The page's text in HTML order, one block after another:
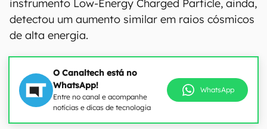
instrumento Low-Energy Charged Particle, ainda,
detectou um aumento similar em raios cósmicos
de alta energia.
O Canaltech está no
WhatsApp!
Entre no canal e acompanhe
notícias e dicas de tecnologia
WhatsApp